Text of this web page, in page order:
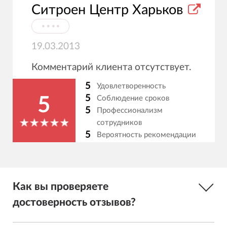
Ситроен Центр Харьков
⦁⦁⦁⦁
19.03.2013
Комментарий клиента отсутствует.
5
5 Удовлетворенность
5 Соблюдение сроков
5
Профессионализм
сотрудников
5 Вероятность рекомендации
Как вы проверяете
достоверность отзывов?